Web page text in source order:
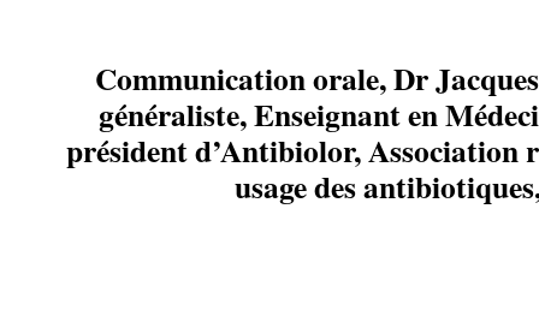
Communication orale,Dr
généraliste, Enseignant en
président d’Antibiolor, Association
usage des